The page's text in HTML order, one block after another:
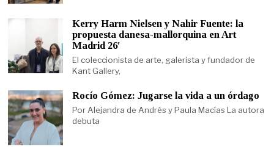
Kerry Harm Nielsen y Nahir Fuente: la
propuesta danesa-mallorquina en Art
Madrid 26′
El coleccionista de arte, galerista y fundador de
Kant Gallery,
Rocío Gómez: Jugarse la vida a un órdago
Por Alejandra de Andrés y Paula Macías La autora
debuta